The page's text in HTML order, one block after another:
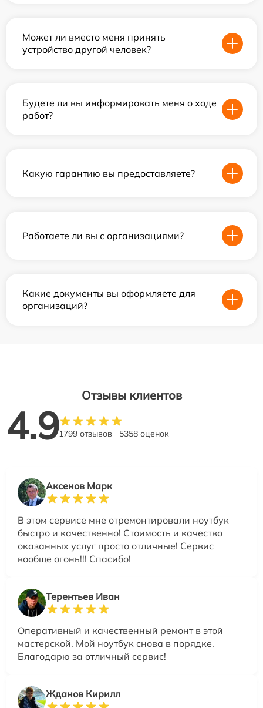
Может ли вместо меня принять
устройство другой человек?
Будете ли вы информировать меня о ходе
работ?
Какую гарантию вы предоставляете?
Работаете ли вы с организациями?
Какие документы вы оформляете для
организаций?
Отзывы клиентов
4.91799 отзывов 5358 оценок
Аксенов Марк
В этом сервисе мне отремонтировали ноутбук
быстро и качественно! Стоимость и качество
оказанных услуг просто отличные! Сервис
вообще огонь!!! Спасибо!
Терентьев Иван
Оперативный и качественный ремонт в этой
мастерской. Мой ноутбук снова в порядке.
Благодарю за отличный сервис!
Жданов Кирилл